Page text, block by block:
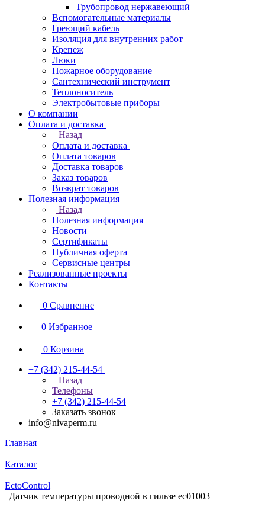
Трубопровод нержавеющий
Вспомогательные материалы
Греющий кабель
Изоляция для внутренних работ
Крепеж
Люки
Пожарное оборудование
Сантехнический инструмент
Теплоноситель
Электробытовые приборы
О компании
Оплата и доставка
Назад
Оплата и доставка
Оплата товаров
Доставка товаров
Заказ товаров
Возврат товаров
Полезная информация
Назад
Полезная информация
Новости
Сертификаты
Публичная оферта
Сервисные центры
Реализованные проекты
Контакты
0 Сравнение
0 Избранное
0 Корзина
+7 (342) 215-44-54
Назад
Телефоны
+7 (342) 215-44-54
Заказать звонок
info@nivaperm.ru
Главная
Каталог
EctoControl
Датчик температуры проводной в гильзе ec01003